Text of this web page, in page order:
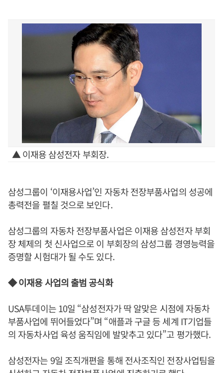
▲ 이재용 삼성전자 부회장.
삼성그룹이 ‘이재용사업’인 자동차 전장부품사업의 성공에
총력전을 펼칠 것으로 보인다.
삼성그룹의 자동차 전장부품사업은 이재용 삼성전자 부회
장 체제의 첫 신사업으로 이 부회장의 삼성그룹 경영능력을
증명할 시험대가 될 수도 있다.
◆ 이재용 사업의 출범 공식화
USA투데이는 10일 “삼성전자가 딱 알맞은 시점에 자동차
부품사업에 뛰어들었다”며 “애플과 구글 등 세계 IT기업들
의 자동차사업 육성 움직임에 발맞추고 있다”고 평가했다.
삼성전자는 9일 조직개편을 통해 전사조직인 전장사업팀을